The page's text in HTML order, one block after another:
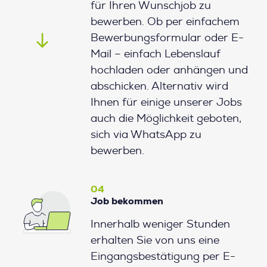
für Ihren Wunschjob zu
bewerben. Ob per einfachem
Bewerbungsformular oder E-
Mail – einfach Lebenslauf
hochladen oder anhängen und
abschicken. Alternativ wird
Ihnen für einige unserer Jobs
auch die Möglichkeit geboten,
sich via WhatsApp zu
bewerben.
04
Job bekommen
Innerhalb weniger Stunden
erhalten Sie von uns eine
Eingangsbestätigung per E-